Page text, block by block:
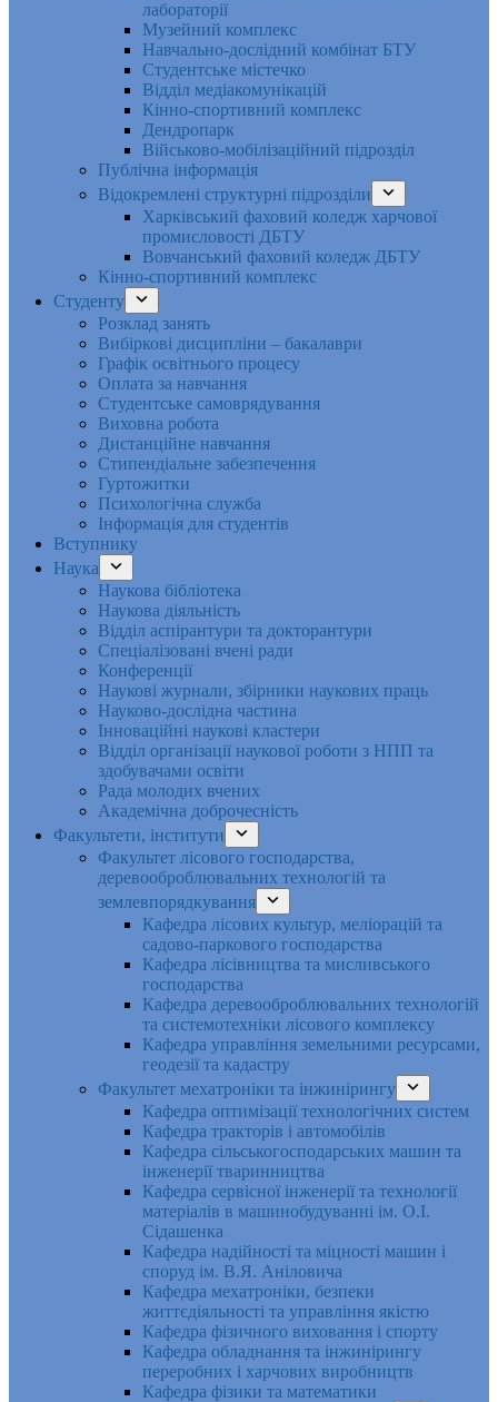
лабораторії
Музейний комплекс
Навчально-дослідний комбінат БТУ
Студентське містечко
Відділ медіакомунікацій
Кінно-спортивний комплекс
Дендропарк
Військово-мобілізаційний підрозділ
Публічна інформація
Відокремлені структурні підрозділи
Харківський фаховий коледж харчової
промисловості ДБТУ
Вовчанський фаховий коледж ДБТУ
Кінно-спортивний комплекс
Студенту
Розклад занять
Вибіркові дисципліни – бакалаври
Графік освітнього процесу
Оплата за навчання
Студентське самоврядування
Виховна робота
Дистанційне навчання
Стипендіальне забезпечення
Гуртожитки
Психологічна служба
Інформація для студентів
Вступнику
Наука
Наукова бібліотека
Наукова діяльність
Відділ аспірантури та докторантури
Спеціалізовані вчені ради
Конференції
Наукові журнали, збірники наукових праць
Науково-дослідна частина
Інноваційні наукові кластери
Відділ організації наукової роботи з НПП та
здобувачами освіти
Рада молодих вчених
Академічна доброчесність
Факультети, інститути
Факультет лісового господарства,
деревооброблювальних технологій та
землевпорядкування
Кафедра лісових культур, меліорацій та
садово-паркового господарства
Кафедра лісівництва та мисливського
господарства
Кафедра деревооброблювальних технологій
та системотехніки лісового комплексу
Кафедра управління земельними ресурсами,
геодезії та кадастру
Факультет мехатроніки та інжинірингу
Кафедра оптимізації технологічних систем
Кафедра тракторів і автомобілів
Кафедра сільськогосподарських машин та
інженерії тваринництва
Кафедра cервісної інженерії та технології
матеріалів в машинобудуванні ім. О.І.
Сідашенка
Кафедра надійності та міцності машин і
споруд ім. В.Я. Аніловича
Кафедра мехатроніки, безпеки
життєдіяльності та управління якістю
Кафедра фізичного виховання і спорту
Кафедра обладнання та інжинірингу
переробних і харчових виробництв
Кафедра фізики та математики